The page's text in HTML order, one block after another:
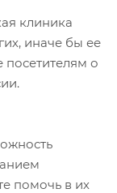
клиника
иначе бы ее
посетителям о
помочь в их